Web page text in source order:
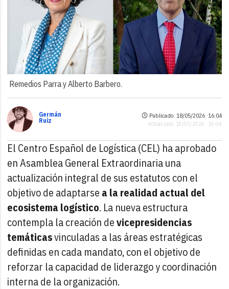
Remedios Parra y Alberto Barbero.
Germán
Ruiz
Publicado: 18/05/2026 ·16:04
Actualizado: 18/05/2026 · 16:04
El Centro Español de Logística (CEL) ha aprobado
en Asamblea General Extraordinaria una
actualización integral de sus estatutos con el
objetivo de adaptarse a la realidad actual del
ecosistema logístico. La nueva estructura
contempla la creación devicepresidencias
temáticasvinculadas a las áreas estratégicas
definidas en cada mandato, con el objetivo de
reforzar la capacidad de liderazgo y coordinación
interna de la organización.